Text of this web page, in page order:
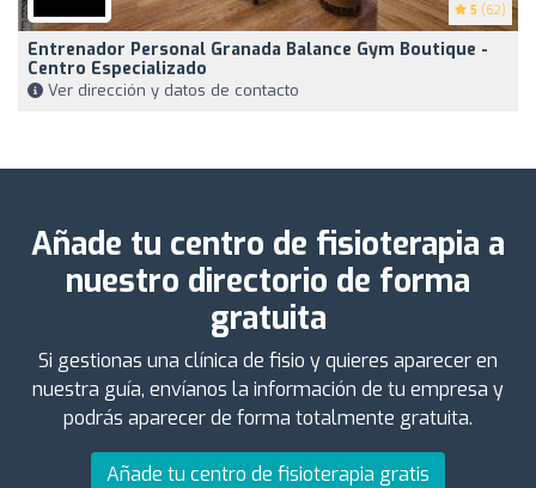
5 (62)
Entrenador Personal Granada Balance Gym Boutique -
Centro Especializado
Ver dirección y datos de contacto
Añade tu centro de fisioterapia a
nuestro directorio de forma
gratuita
Si gestionas una clínica de fisio y quieres aparecer en
nuestra guía, envíanos la información de tu empresa y
podrás aparecer de forma totalmente gratuita.
Añade tu centro de fisioterapia gratis